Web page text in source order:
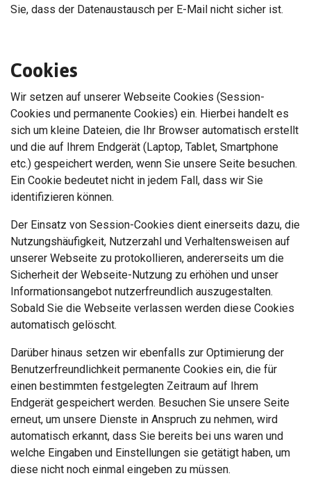
Sie, dass der Datenaustausch per E-Mail nicht sicher ist.
Cookies
Wir setzen auf unserer Webseite Cookies (Session-
Cookies und permanente Cookies) ein. Hierbei handelt es
sich um kleine Dateien, die Ihr Browser automatisch erstellt
und die auf Ihrem Endgerät (Laptop, Tablet, Smartphone
etc.) gespeichert werden, wenn Sie unsere Seite besuchen.
Ein Cookie bedeutet nicht in jedem Fall, dass wir Sie
identifizieren können.
Der Einsatz von Session-Cookies dient einerseits dazu, die
Nutzungshäufigkeit, Nutzerzahl und Verhaltensweisen auf
unserer Webseite zu protokollieren, andererseits um die
Sicherheit der Webseite-Nutzung zu erhöhen und unser
Informationsangebot nutzerfreundlich auszugestalten.
Sobald Sie die Webseite verlassen werden diese Cookies
automatisch gelöscht.
Darüber hinaus setzen wir ebenfalls zur Optimierung der
Benutzerfreundlichkeit permanente Cookies ein, die für
einen bestimmten festgelegten Zeitraum auf Ihrem
Endgerät gespeichert werden. Besuchen Sie unsere Seite
erneut, um unsere Dienste in Anspruch zu nehmen, wird
automatisch erkannt, dass Sie bereits bei uns waren und
welche Eingaben und Einstellungen sie getätigt haben, um
diese nicht noch einmal eingeben zu müssen.